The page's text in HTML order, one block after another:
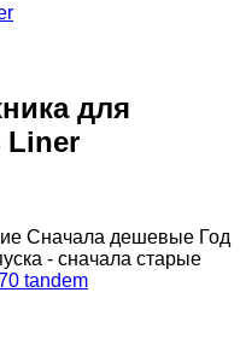
для
Liner
Сначала дешевые Год
- сначала старые